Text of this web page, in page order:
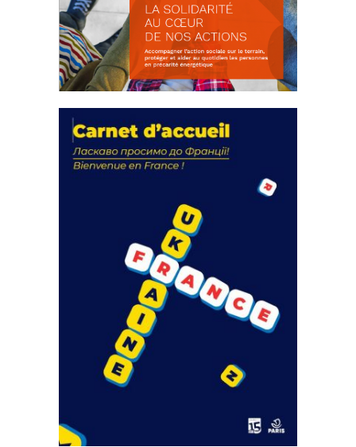
actions
18 septembre 2023
105143 Total 0 Votes 0 0 Aidez-nous à